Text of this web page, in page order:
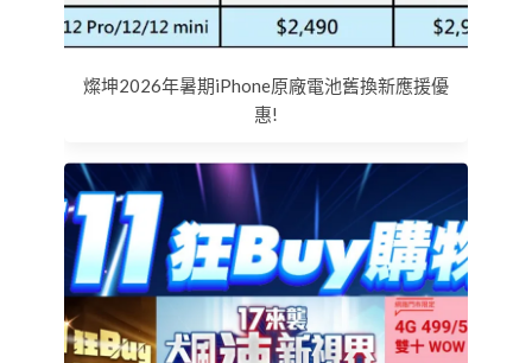
燦坤2026年暑期iPhone原廠電池舊換新應援優
惠!